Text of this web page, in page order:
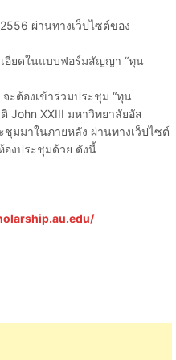
ผ่านทางเว็ปไซต์ของ
อียดในแบบฟอร์มสัญญา “ทุน
ะต้องเข้าร่วมประชุม “ทุน
John XXIII มหาวิทยาลัยอัส
มมาในภายหลัง ผ่านทางเว็ปไซต์
องประชุมด้วย ดังนี้